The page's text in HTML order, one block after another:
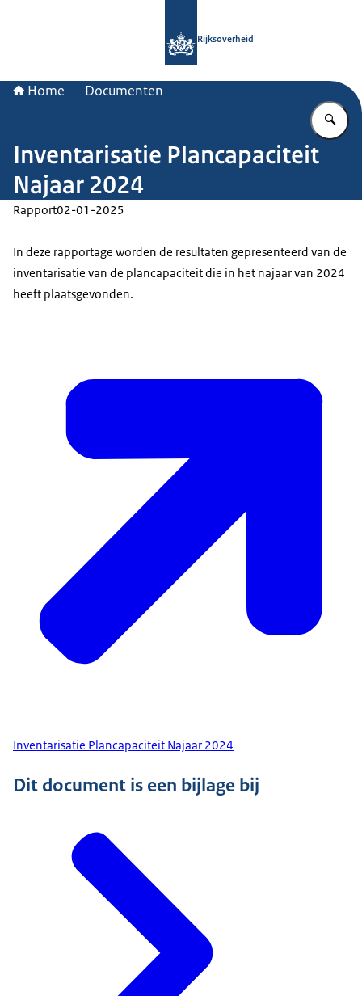
Rijksoverheid
Home Documenten
Inventarisatie Plancapaciteit
Najaar 2024
Rapport02-01-2025
In deze rapportage worden de resultaten gepresenteerd van de
inventarisatie van de plancapaciteit die in het najaar van 2024
heeft plaatsgevonden.
Inventarisatie Plancapaciteit Najaar 2024
Dit document is een bijlage bij